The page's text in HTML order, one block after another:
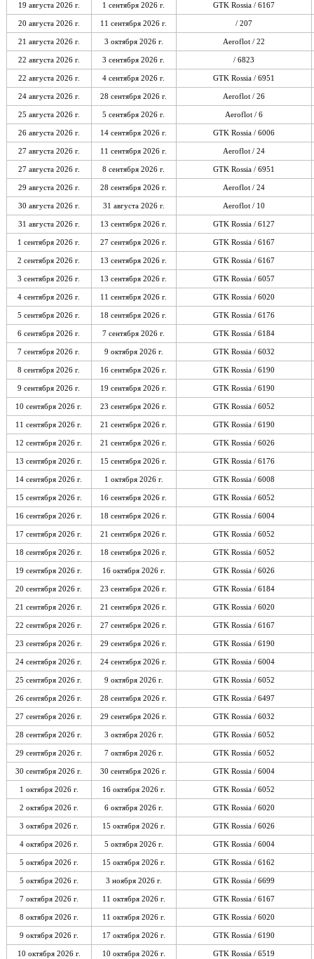
19 августа 2026 г. 1 сентября 2026 г. GTK Rossia / 6167
20 августа 2026 г. 11 сентября 2026 г. / 207
21 августа 2026 г. 3 октября 2026 г. Aeroflot / 22
22 августа 2026 г. 3 сентября 2026 г. / 6823
22 августа 2026 г. 4 сентября 2026 г. GTK Rossia / 6951
24 августа 2026 г. 28 сентября 2026 г. Aeroflot / 26
25 августа 2026 г. 5 сентября 2026 г. Aeroflot / 6
26 августа 2026 г. 14 сентября 2026 г. GTK Rossia / 6006
27 августа 2026 г. 11 сентября 2026 г. Aeroflot / 24
27 августа 2026 г. 8 сентября 2026 г. GTK Rossia / 6951
29 августа 2026 г. 28 сентября 2026 г. Aeroflot / 24
30 августа 2026 г. 31 августа 2026 г. Aeroflot / 10
31 августа 2026 г. 13 сентября 2026 г. GTK Rossia / 6127
1 сентября 2026 г. 27 сентября 2026 г. GTK Rossia / 6167
2 сентября 2026 г. 13 сентября 2026 г. GTK Rossia / 6167
3 сентября 2026 г. 13 сентября 2026 г. GTK Rossia / 6057
4 сентября 2026 г. 11 сентября 2026 г. GTK Rossia / 6020
5 сентября 2026 г. 18 сентября 2026 г. GTK Rossia / 6176
6 сентября 2026 г. 7 сентября 2026 г. GTK Rossia / 6184
7 сентября 2026 г. 9 октября 2026 г. GTK Rossia / 6032
8 сентября 2026 г. 16 сентября 2026 г. GTK Rossia / 6190
9 сентября 2026 г. 19 сентября 2026 г. GTK Rossia / 6190
10 сентября 2026 г. 23 сентября 2026 г. GTK Rossia / 6052
11 сентября 2026 г. 21 сентября 2026 г. GTK Rossia / 6190
12 сентября 2026 г. 21 сентября 2026 г. GTK Rossia / 6026
13 сентября 2026 г. 15 сентября 2026 г. GTK Rossia / 6176
14 сентября 2026 г. 1 октября 2026 г. GTK Rossia / 6008
15 сентября 2026 г. 16 сентября 2026 г. GTK Rossia / 6052
16 сентября 2026 г. 18 сентября 2026 г. GTK Rossia / 6004
17 сентября 2026 г. 21 сентября 2026 г. GTK Rossia / 6052
18 сентября 2026 г. 18 сентября 2026 г. GTK Rossia / 6052
19 сентября 2026 г. 16 октября 2026 г. GTK Rossia / 6026
20 сентября 2026 г. 23 сентября 2026 г. GTK Rossia / 6184
21 сентября 2026 г. 21 сентября 2026 г. GTK Rossia / 6020
22 сентября 2026 г. 27 сентября 2026 г. GTK Rossia / 6167
23 сентября 2026 г. 29 сентября 2026 г. GTK Rossia / 6190
24 сентября 2026 г. 24 сентября 2026 г. GTK Rossia / 6004
25 сентября 2026 г. 9 октября 2026 г. GTK Rossia / 6052
26 сентября 2026 г. 28 сентября 2026 г. GTK Rossia / 6497
27 сентября 2026 г. 29 сентября 2026 г. GTK Rossia / 6032
28 сентября 2026 г. 3 октября 2026 г. GTK Rossia / 6052
29 сентября 2026 г. 7 октября 2026 г. GTK Rossia / 6052
30 сентября 2026 г. 30 сентября 2026 г. GTK Rossia / 6004
1 октября 2026 г. 16 октября 2026 г. GTK Rossia / 6052
2 октября 2026 г. 6 октября 2026 г. GTK Rossia / 6020
3 октября 2026 г. 15 октября 2026 г. GTK Rossia / 6026
4 октября 2026 г. 5 октября 2026 г. GTK Rossia / 6004
5 октября 2026 г. 15 октября 2026 г. GTK Rossia / 6162
5 октября 2026 г. 3 ноября 2026 г. GTK Rossia / 6699
7 октября 2026 г. 11 октября 2026 г. GTK Rossia / 6167
8 октября 2026 г. 11 октября 2026 г. GTK Rossia / 6020
9 октября 2026 г. 17 октября 2026 г. GTK Rossia / 6190
10 октября 2026 г. 10 октября 2026 г. GTK Rossia / 6519